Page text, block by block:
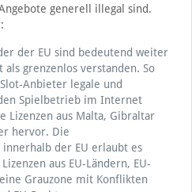
generell illegal sind.
der EU sind bedeutend weiter
grenzenlos verstanden. So
Anbieter legale und
Spielbetrieb im Internet
Lizenzen aus Malta, Gibraltar
hervor. Die
der EU erlaubt es
aus EU-Ländern, EU-
Grauzone mit Konflikten